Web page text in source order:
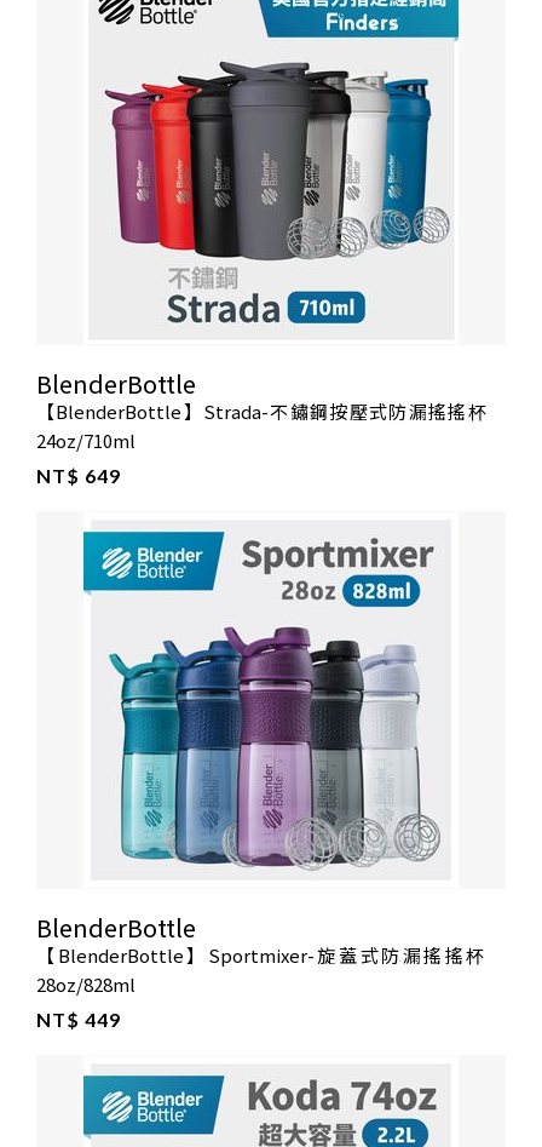
BlenderBottle
【BlenderBottle】Strada-不鏽鋼按壓式防漏搖搖杯
24oz/710ml
NT$ 649
BlenderBottle
【BlenderBottle】Sportmixer-旋蓋式防漏搖搖杯
28oz/828ml
NT$ 449